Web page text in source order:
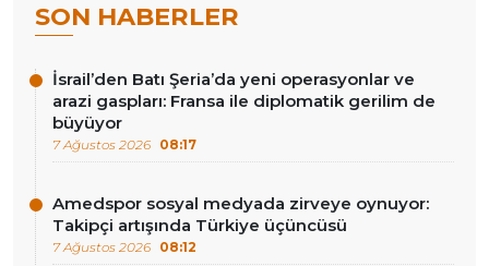
SON HABERLER
İsrail’den Batı Şeria’da yeni operasyonlar ve
arazi gaspları: Fransa ile diplomatik gerilim de
büyüyor
7 Ağustos 2026 08:17
Amedspor sosyal medyada zirveye oynuyor:
Takipçi artışında Türkiye üçüncüsü
7 Ağustos 2026 08:12